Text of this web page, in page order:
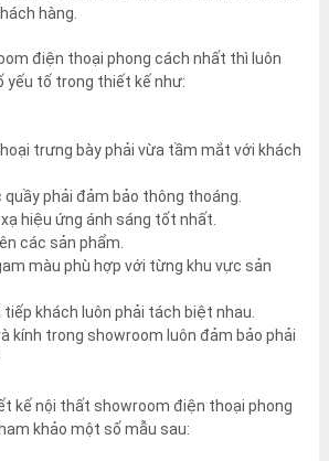
hàng.
điện thoại phong cách nhất thì luôn
yếu tố trong thiết kế như:
trưng bày phải vừa tầm mắt với khách
quầy phải đảm bảo thông thoáng.
hiệu ứng ánh sáng tốt nhất.
các sản phẩm.
màu phù hợp với từng khu vực sản
khách luôn phải tách biệt nhau.
kính trong showroom luôn đảm bảo phải
kế nội thất showroom điện thoại phong
khảo một số mẫu sau: